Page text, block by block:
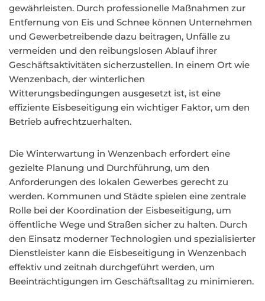
gewährleisten. Durch professionelle Maßnahmen zur
Entfernung von Eis und Schnee können Unternehmen
und Gewerbetreibende dazu beitragen, Unfälle zu
vermeiden und den reibungslosen Ablauf ihrer
Geschäftsaktivitäten sicherzustellen. In einem Ort wie
Wenzenbach, der winterlichen
Witterungsbedingungen ausgesetzt ist, ist eine
effiziente Eisbeseitigung ein wichtiger Faktor, um den
Betrieb aufrechtzuerhalten.
Die Winterwartung in Wenzenbach erfordert eine
gezielte Planung und Durchführung, um den
Anforderungen des lokalen Gewerbes gerecht zu
werden. Kommunen und Städte spielen eine zentrale
Rolle bei der Koordination der Eisbeseitigung, um
öffentliche Wege und Straßen sicher zu halten. Durch
den Einsatz moderner Technologien und spezialisierter
Dienstleister kann die Eisbeseitigung in Wenzenbach
effektiv und zeitnah durchgeführt werden, um
Beeinträchtigungen im Geschäftsalltag zu minimieren.